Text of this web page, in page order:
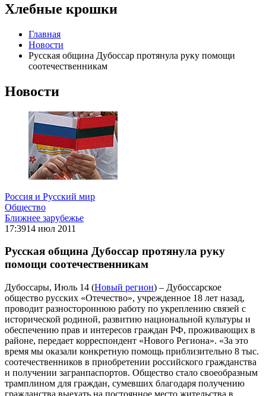
Хлебные крошки
Главная
Новости
Русская община Дубоссар протянула руку помощи
соотечественникам
Новости
Россия и Русский мир
Общество
Ближнее зарубежье
17:3914 июл 2011
Русская община Дубоссар протянула руку
помощи соотечественникам
Дубоссары, Июль 14 (Новый регион) – Дубоссарское
общество русских «Отечество», учрежденное 18 лет назад,
проводит разностороннюю работу по укреплению связей с
исторической родиной, развитию национальной культуры и
обеспечению прав и интересов граждан РФ, проживающих в
районе, передает корреспондент «Нового Региона». «За это
время мы оказали конкретную помощь приблизительно 8 тыс.
соотечественников в приобретении российского гражданства
и получении загранпаспортов. Общество стало своеобразным
трамплином для граждан, сумевших благодаря получению
гражданства выехать на постоянное место жительства в